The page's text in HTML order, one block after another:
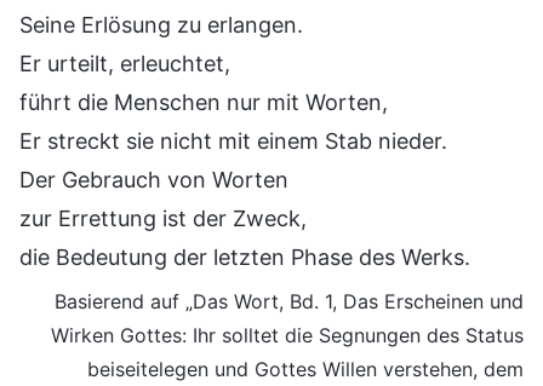
Seine Erlösung zu erlangen.
Er urteilt, erleuchtet,
führt die Menschen nur mit Worten,
Er streckt sie nicht mit einem Stab nieder.
Der Gebrauch von Worten
zur Errettung ist der Zweck,
die Bedeutung der letzten Phase des Werks.
Basierend auf „Das Wort, Bd. 1, Das Erscheinen und
Wirken Gottes: Ihr solltet die Segnungen des Status
beiseitelegen und Gottes Willen verstehen, dem